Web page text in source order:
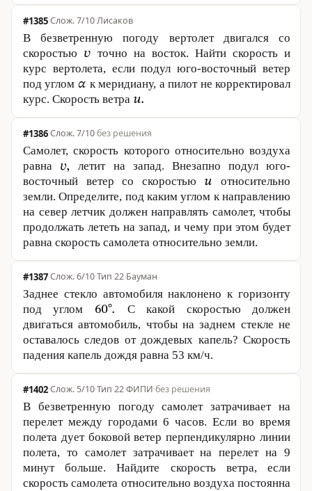
#1385· 7/10·Лисаков
В безветренную погоду вертолет двигался со
скоростью
точно на восток. Найти скорость и
курс вертолета, если подул юго-восточный ветер
под углом
к меридиану, а пилот не корректировал
курс. Скорость ветра
#1386· 7/10·без решения
Самолет, скорость которого относительно воздуха
равна
летит на запад. Внезапно подул юго-
восточный ветер со скоростью
относительно
земли. Определите, под каким углом к направлению
на север летчик должен направлять самолет, чтобы
продолжать лететь на запад, и чему при этом будет
равна скорость самолета относительно земли.
#1387· 6/10·Тип 22·Бауман
Заднее стекло автомобиля наклонено к горизонту
под углом
С какой скоростью должен
двигаться автомобиль, чтобы на заднем стекле не
оставалось следов от дождевых капель? Скорость
падения капель дождя равна 53 км/ч.
#1402· 5/10·Тип 22·ФИПИ·без решения
В безветренную погоду самолет затрачивает на
перелет между городами 6 часов. Если во время
полета дует боковой ветер перпендикулярно линии
полета, то самолет затрачивает на перелет на 9
минут больше. Найдите скорость ветра, если
скорость самолета относительно воздуха постоянна